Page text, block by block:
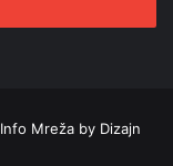
Info Mreža by Dizajn